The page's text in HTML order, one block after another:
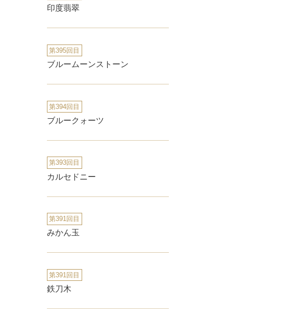
印度翡翠
第395回目
ブルームーンストーン
第394回目
ブルークォーツ
第393回目
カルセドニー
第391回目
みかん玉
第391回目
鉄刀木